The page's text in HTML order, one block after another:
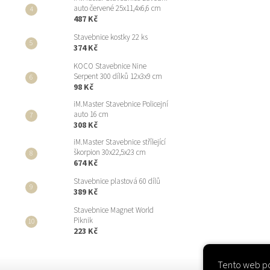
Tento web
auto červené 25x11,4x6,6 cm
487 Kč
Stavebnice kostky 22 ks
374 Kč
KOCO Stavebnice Nine
Serpent 300 dílků 12x3x9 cm
98 Kč
iM.Master Stavebnice Policejní
auto 16 cm
308 Kč
iM.Master Stavebnice střílející
škorpion 30x22,5x23 cm
674 Kč
Stavebnice plastová 60 dílů
389 Kč
Stavebnice Magnet World
Piknik
223 Kč